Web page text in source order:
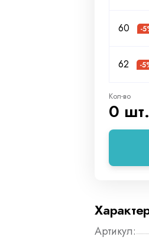
60 -
62 -
Кол-во
0 шт.
Артикул: